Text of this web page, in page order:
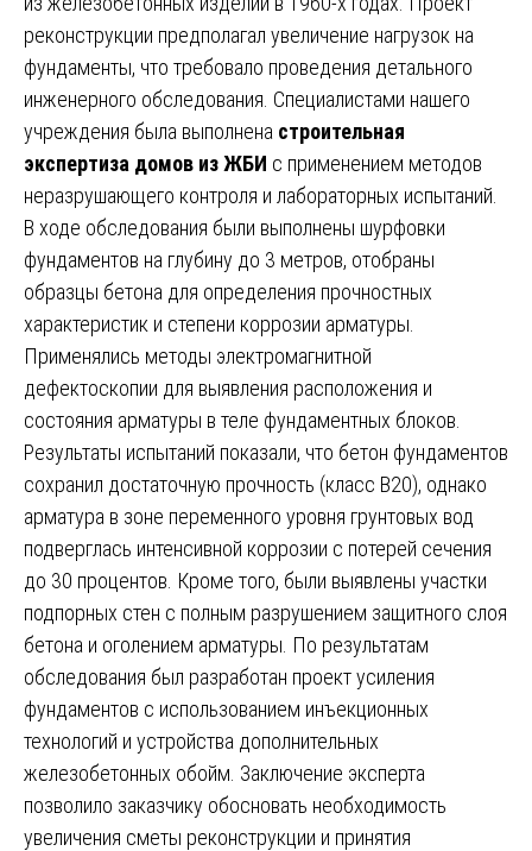
реконструкции предполагал увеличение нагрузок на
фундаменты, что требовало проведения детального
инженерного обследования. Специалистами нашего
учреждения была выполнена строительная
экспертиза домов из ЖБИ с применением методов
неразрушающего контроля и лабораторных испытаний.
В ходе обследования были выполнены шурфовки
фундаментов на глубину до 3 метров, отобраны
образцы бетона для определения прочностных
характеристик и степени коррозии арматуры.
Применялись методы электромагнитной
дефектоскопии для выявления расположения и
состояния арматуры в теле фундаментных блоков.
Результаты испытаний показали, что бетон фундаментов
сохранил достаточную прочность (класс В20), однако
арматура в зоне переменного уровня грунтовых вод
подверглась интенсивной коррозии с потерей сечения
до 30 процентов. Кроме того, были выявлены участки
подпорных стен с полным разрушением защитного слоя
бетона и оголением арматуры. По результатам
обследования был разработан проект усиления
фундаментов с использованием инъекционных
технологий и устройства дополнительных
железобетонных обойм. Заключение эксперта
позволило заказчику обосновать необходимость
увеличения сметы реконструкции и принятия